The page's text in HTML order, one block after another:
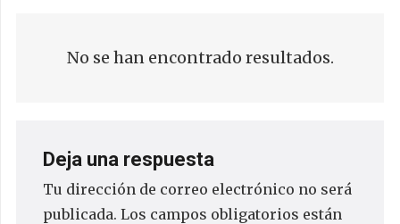
No se han encontrado resultados.
Deja una respuesta
Tu dirección de correo electrónico no será
publicada. Los campos obligatorios están